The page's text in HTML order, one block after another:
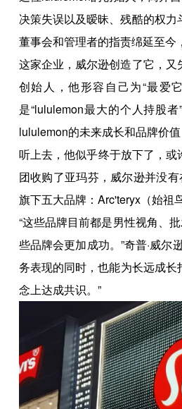
决策失误以及暧昧、残酷的权
董事会和管理者的指责绵延至今
这家企业，威尔逊创造了它，
创始人，他形容自己为“最爱
是“lululemon最大的个人持股
lululemon的未来成长和品牌价
听上去，他似乎终于放下了，
团收购了亚玛芬，威尔逊并没
旗下五大品牌：Arc'teryx（始祖
“这些品牌目前都是男性视角、
些品牌会更加成功。”奇普·威
务表现的同时，也能为长远成
念上达成共识。”